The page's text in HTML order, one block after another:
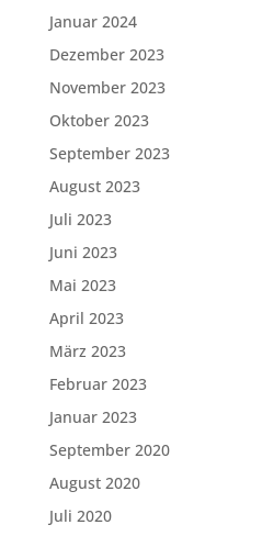
Januar 2024
Dezember 2023
November 2023
Oktober 2023
September 2023
August 2023
Juli 2023
Juni 2023
Mai 2023
April 2023
März 2023
Februar 2023
Januar 2023
September 2020
August 2020
Juli 2020